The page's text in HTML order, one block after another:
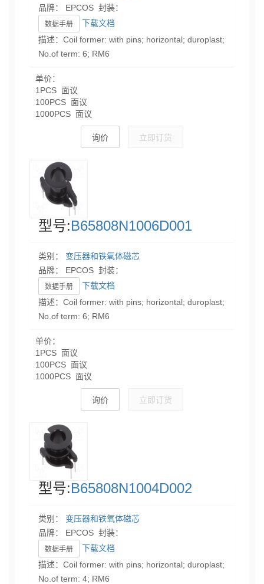
品牌： EPCOS 封装：
数据手册
下载文档
描述：Coil former: with pins; horizontal; duroplast;
No.of term: 6; RM6
单价：
1PCS 面议
100PCS 面议
1000PCS 面议
询价 立即订货
型号:B65808N1006D001
类别： 变压器和铁氧体磁芯
品牌： EPCOS 封装：
数据手册
下载文档
描述：Coil former: with pins; horizontal; duroplast;
No.of term: 6; RM6
单价：
1PCS 面议
100PCS 面议
1000PCS 面议
询价 立即订货
型号:B65808N1004D002
类别： 变压器和铁氧体磁芯
品牌： EPCOS 封装：
数据手册
下载文档
描述：Coil former: with pins; horizontal; duroplast;
No.of term: 4; RM6